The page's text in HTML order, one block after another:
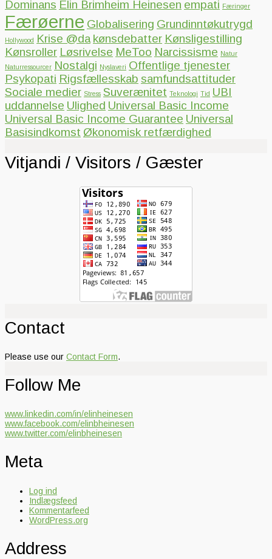
Dominans Elin Brimheim Heinesen empati Færinger
Færøerne Globalisering Grundinntøkutrygd
Hollywood Krise @da kønsdebatter Kønsligestilling
Kønsroller Løsrivelse MeToo Narcissisme Natur
Naturressourcer Nostalgi Nyslaveri Offentlige tjenester
Psykopati Rigsfællesskab samfundsattituder
Sociale medier Stress Suverænitet Teknologi Tid UBI
uddannelse Ulighed Universal Basic Income
Universal Basic Income Guarantee Universal
Basisindkomst Økonomisk retfærdighed
Vitjandi / Visitors / Gæster
Contact
Please use our Contact Form.
Follow Me
www.linkedin.com/in/elinheinesen
www.facebook.com/elinbheinesen
www.twitter.com/elinbheinesen
Meta
Log ind
Indlægsfeed
Kommentarfeed
WordPress.org
Address